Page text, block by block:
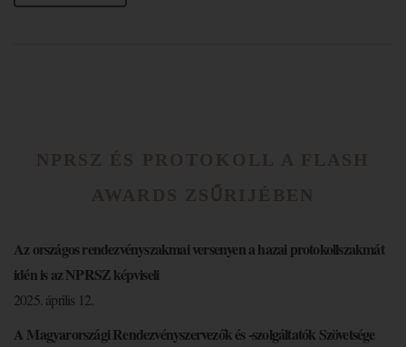
Az országos rendezvényszakmai versenyen a hazai protokollszakmát
idén is az NPRSZ képviseli
2025. április 12.
A Magyarországi Rendezvényszervezők és -szolgáltatók Szövetsége